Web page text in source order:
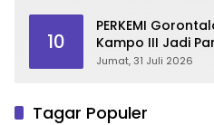
10
PERKEMI
Kampo III Jadi
Berprestasi
Jumat, 31 Juli 2026
Tagar Populer